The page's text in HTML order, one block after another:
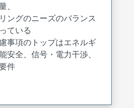
、
ングのニーズのバランス
ている
事項のトップはエネルギ
安全、信号・電力干渉、
件